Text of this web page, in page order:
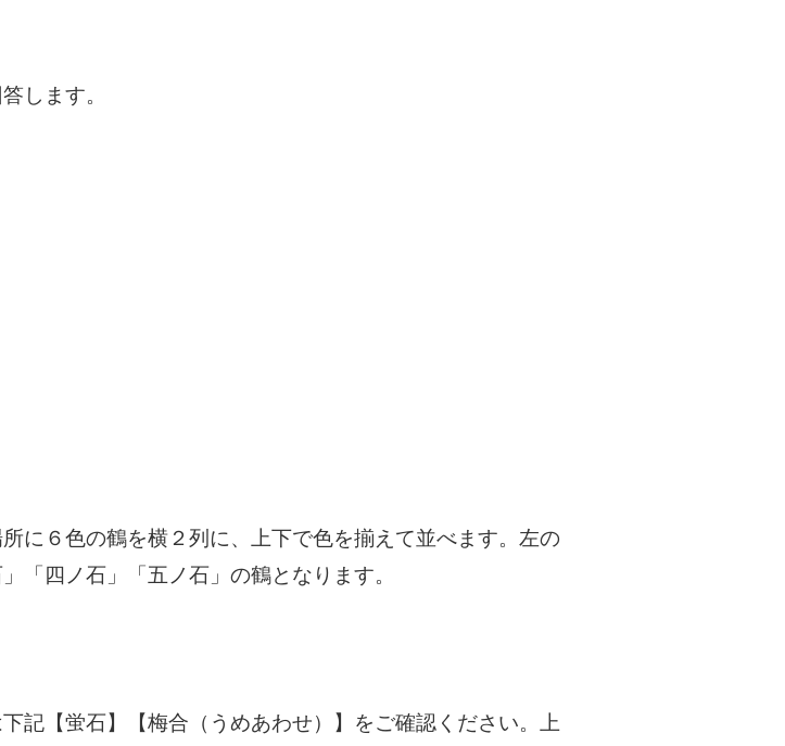
します。
に６色の鶴を横２列に、上下で色を揃えて並べます。左の
「四ノ石」「五ノ石」の鶴となります。
記【蛍石】【梅合（うめあわせ）】をご確認ください。上